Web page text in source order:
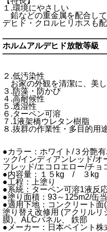
１.環境にやさしい
鉛などの重金属を配合し
デヒド・クロルヒリホスも
ホルムアルデヒド放散等
２.低汚染性
お家の外観を清潔に、美
３.防藻・防かび
４.高耐候性
５.透湿性
６.ターペン可溶
７.1液架橋ウレタン樹脂
８.抜群の作業性・多目的用
●カラー：ホワイト/３分艶
ック/インディアンレッド/オ
フレッド/エコロエロー/チョ
●内容量：１５kg / ３kg
●工程：上塗り
●系統：ターペン可溶1液反
●塗り面積：93～125m2/缶
●適用下地：コンクリート面
塗り替え改修用 (アクリル
膜)、ALCパネル、 鉄部
●メーカー：日本ペイント株